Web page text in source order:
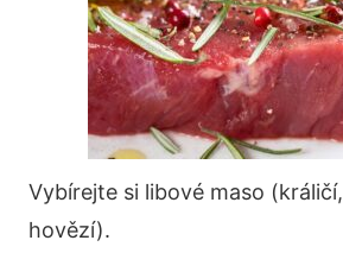
Vybírejte si libové maso
hovězí).